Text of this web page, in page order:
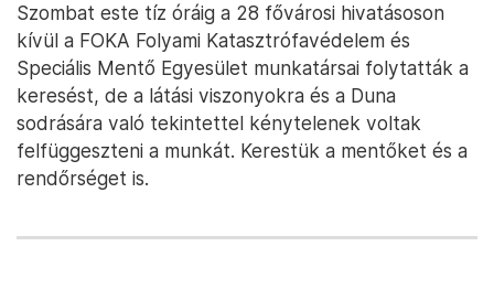
Szombat este tíz óráig a 28 fővárosi hivatásoson
kívül a FOKA Folyami Katasztrófavédelem és
Speciális Mentő Egyesület munkatársai folytatták a
keresést, de a látási viszonyokra és a Duna
sodrására való tekintettel kénytelenek voltak
felfüggeszteni a munkát. Kerestük a mentőket és a
rendőrséget is.